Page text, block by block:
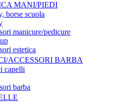
MANI/PIEDI
borse scuola
manicure/pedicure
estetica
ACCESSORI BARBA
capelli
barba